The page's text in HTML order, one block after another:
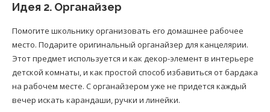
Идея 2. Органайзер
Помогите школьнику организовать его домашнее рабочее
место. Подарите оригинальный органайзер для канцелярии.
Этот предмет используется и как декор-элемент в интерьере
детской комнаты, и как простой способ избавиться от бардака
на рабочем месте. С органайзером уже не придется каждый
вечер искать карандаши, ручки и линейки.